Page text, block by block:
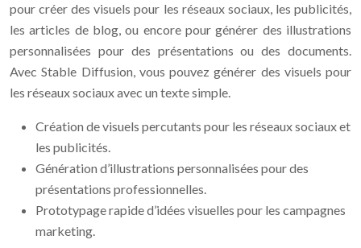
pour créer des visuels pour les réseaux sociaux, les publicités,
les articles de blog, ou encore pour générer des illustrations
personnalisées pour des présentations ou des documents.
Avec Stable Diffusion, vous pouvez générer des visuels pour
les réseaux sociaux avec un texte simple.
Création de visuels percutants pour les réseaux sociaux et
les publicités.
Génération d’illustrations personnalisées pour des
présentations professionnelles.
Prototypage rapide d’idées visuelles pour les campagnes
marketing.